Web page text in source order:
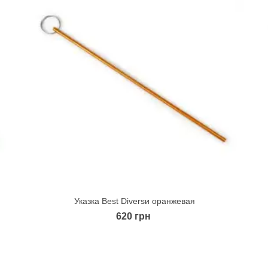
Quick view
Указка Best Diversи оранжевая
620 грн